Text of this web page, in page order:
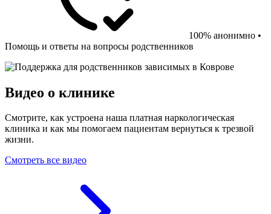
100% анонимно •
Помощь и ответы на вопросы родственников
Видео о клинике
Смотрите, как устроена наша платная наркологическая
клиника и как мы помогаем пациентам вернуться к трезвой
жизни.
Смотреть все видео